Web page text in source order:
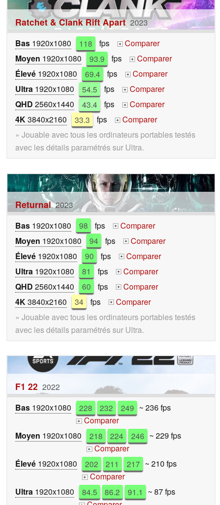
Ratchet & Clank Rift Apart 2023
Bas 1920x1080 118 fps +
Comparer
Moyen 1920x1080 93.9 fps +
Comparer
Élevé 1920x1080 69.4 fps +
Comparer
Ultra 1920x1080 54.5 fps +
Comparer
QHD 2560x1440 43.4 fps +
Comparer
4K3840x2160 33.3 fps +
Comparer
» Jouable avec tous les ordinateurs portables testés
avec les détails paramétrés sur Ultra.
Returnal 2023
Bas 1920x1080 98 fps +
Comparer
Moyen 1920x1080 94 fps +
Comparer
Élevé 1920x1080 90 fps +
Comparer
Ultra 1920x1080 81 fps +
Comparer
QHD 2560x1440 60 fps +
Comparer
4K3840x2160 34 fps +
Comparer
» Jouable avec tous les ordinateurs portables testés
avec les détails paramétrés sur Ultra.
F1 22 2022
Bas 1920x1080 228 232 249 ~ 236 fps
+ Comparer
Moyen 1920x1080 218 224 246 ~ 229 fps
+ Comparer
Élevé 1920x1080 202 211 217 ~ 210 fps
+ Comparer
Ultra 1920x1080 84.5 86.2 91.1 ~ 87 fps